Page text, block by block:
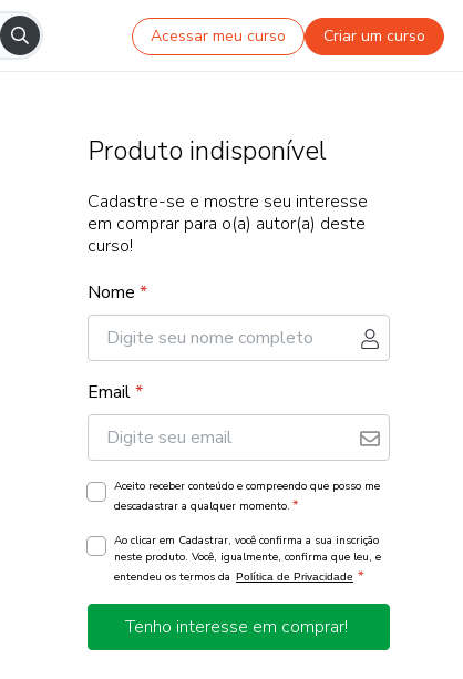
Acessar meu curso Criar um curso
Produto indisponível
Cadastre-se e mostre seu interesse
em comprar para o(a) autor(a) deste
curso!
Nome *
Email*
Aceito receber conteúdo e compreendo que posso me
descadastrar a qualquer momento. *
Ao clicar em Cadastrar, você confirma a sua inscrição
neste produto. Você, igualmente, confirma que leu, e
entendeu os termos da Política de Privacidade *
Tenho interesse em comprar!